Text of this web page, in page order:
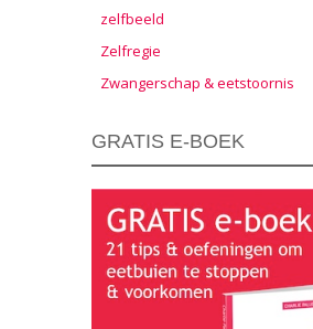
zelfbeeld
Zelfregie
Zwangerschap & eetstoornis
GRATIS E-BOEK